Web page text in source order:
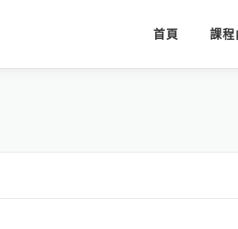
首頁 課程